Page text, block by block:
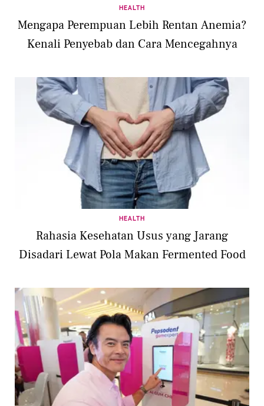
HEALTH
Mengapa Perempuan Lebih Rentan Anemia?
Kenali Penyebab dan Cara Mencegahnya
HEALTH
Rahasia Kesehatan Usus yang Jarang
Disadari Lewat Pola Makan Fermented Food